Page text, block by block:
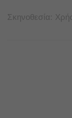
Σκηνοθεσία: